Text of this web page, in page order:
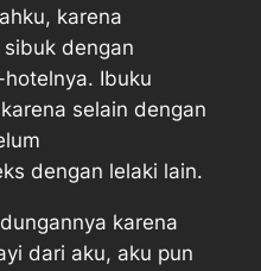
karena
dengan
Ibuku
selain dengan
dengan lelaki lain.
karena
dari aku, aku pun